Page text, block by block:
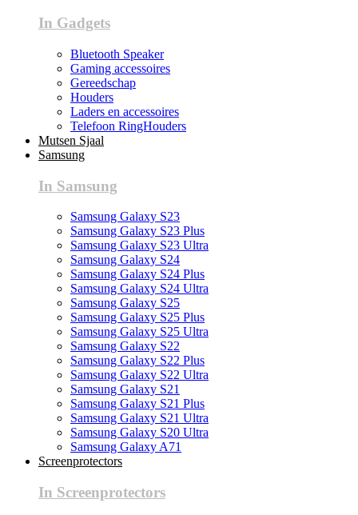
In Gadgets
Bluetooth Speaker
Gaming accessoires
Gereedschap
Houders
Laders en accessoires
Telefoon RingHouders
Mutsen Sjaal
Samsung
In Samsung
Samsung Galaxy S23
Samsung Galaxy S23 Plus
Samsung Galaxy S23 Ultra
Samsung Galaxy S24
Samsung Galaxy S24 Plus
Samsung Galaxy S24 Ultra
Samsung Galaxy S25
Samsung Galaxy S25 Plus
Samsung Galaxy S25 Ultra
Samsung Galaxy S22
Samsung Galaxy S22 Plus
Samsung Galaxy S22 Ultra
Samsung Galaxy S21
Samsung Galaxy S21 Plus
Samsung Galaxy S21 Ultra
Samsung Galaxy S20 Ultra
Samsung Galaxy A71
Screenprotectors
In Screenprotectors